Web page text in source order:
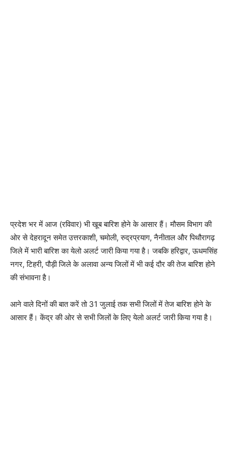
प्रदेश भर में आज (रविवार) भी खूब बारिश होने के आसार हैं। मौसम विभाग की
ओर से देहरादून समेत उत्तरकाशी, चमोली, रुद्रप्रयाग, नैनीताल और पिथौरागढ़
जिले में भारी बारिश का येलो अलर्ट जारी किया गया है। जबकि हरिद्वार, ऊधमसिंह
नगर, टिहरी, पौड़ी जिले के अलावा अन्य जिलों में भी कई दौर की तेज बारिश होने
की संभावना है।
आने वाले दिनों की बात करें तो 31 जुलाई तक सभी जिलों में तेज बारिश होने के
आसार हैं। केंद्र की ओर से सभी जिलों के लिए येलो अलर्ट जारी किया गया है।